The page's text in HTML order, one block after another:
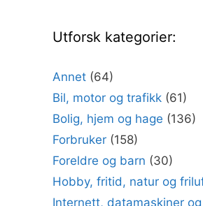
Utforsk kategorier:
Annet (64)
Bil, motor og trafikk (61)
Bolig, hjem og hage (136)
Forbruker (158)
Foreldre og barn (30)
Hobby, fritid, natur og
Internett, datamaskiner